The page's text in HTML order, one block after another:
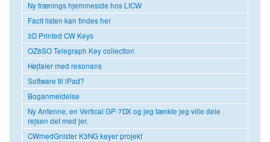
Ny trænings hjemmeside hos LICW
Facit listen kan findes her
3D Printed CW Keys
OZ8SO Telegraph Key collection
Højtaler med resonans
Software til iPad?
Boganmeldelse
Ny Antenne, en Vertical GP-7DX og jeg tænkte jeg ville dele
rejsen det med jer.
CWmedGnister K3NG keyer projekt